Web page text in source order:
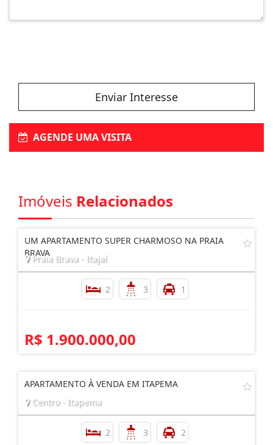
Enviar Interesse
AGENDE UMA VISITA
Imóveis Relacionados
UM APARTAMENTO SUPER CHARMOSO NA PRAIA
BRAVA
Praia Brava - Itajaí
2 3 1
R$ 1.900.000,00
APARTAMENTO À VENDA EM ITAPEMA
Centro - Itapema
2 3 2